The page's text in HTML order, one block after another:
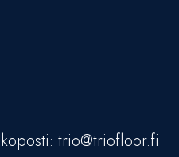
trio@triofloor.fi